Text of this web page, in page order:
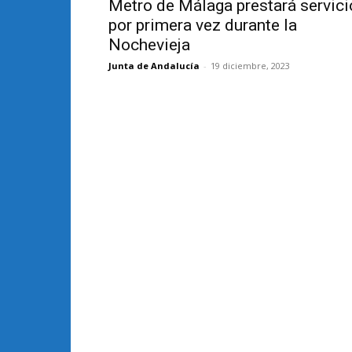
Metro de Málaga prestará
por primera vez durante la
Nochevieja
Junta de Andalucía - 19 diciembre, 2023